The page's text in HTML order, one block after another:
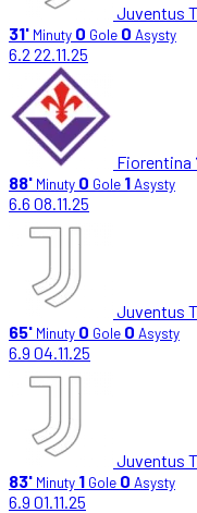
Juventus
31' Minuty 0 Gole 0 Asysty
6.2 22.11.25
Fiorentina
88' Minuty 0 Gole 1Asysty
6.6 08.11.25
Juventus
65' Minuty 0 Gole 0 Asysty
6.9 04.11.25
Juventus
83' Minuty 1 Gole 0 Asysty
6.9 01.11.25